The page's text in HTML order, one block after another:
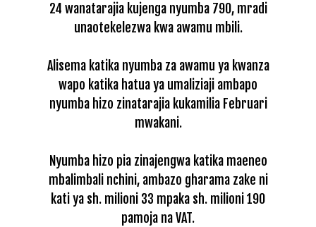
24 wanatarajia kujenga nyumba 790, mradi
unaotekelezwa kwa awamu mbili.
Alisema katika nyumba za awamu ya kwanza
wapo katika hatua ya umaliziaji ambapo
nyumba hizo zinatarajia kukamilia Februari
mwakani.
Nyumba hizo pia zinajengwa katika maeneo
mbalimbali nchini, ambazo gharama zake ni
kati ya sh. milioni 33 mpaka sh. milioni 190
pamoja na VAT.